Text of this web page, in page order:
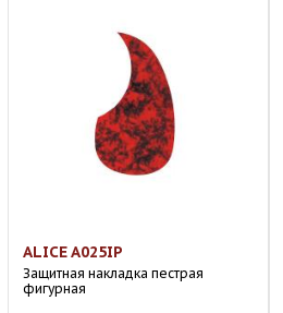
ALICE A025IP
Защитная накладка пестрая
фигурная